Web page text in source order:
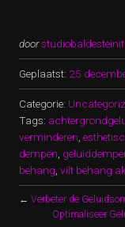
doorstudiobaldesteinit
Geplaatst: 25
Categorie:
Tags:
verminderen
dempen
behang vilt behang
← Verbeter de
Optimaliseer